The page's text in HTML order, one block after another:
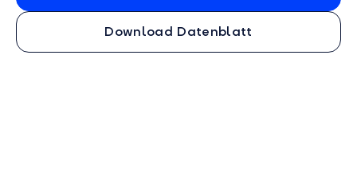
Download Datenblatt